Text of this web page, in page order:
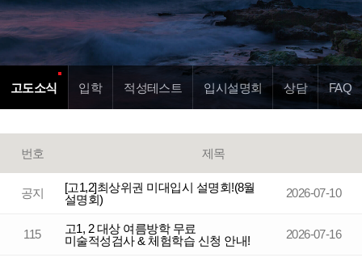
고도소식 입학 적성테스트 입시설명회 상담 FAQ
번호 제목
공지
[고1,2]최상위권 미대입시 설명회!(8월
설명회)
2026-07-10
115
고1, 2 대상 여름방학 무료
미술적성검사 & 체험학습 신청 안내!
2026-07-16